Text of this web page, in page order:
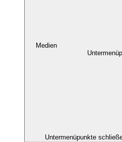
Medien
Untermenüpunkte